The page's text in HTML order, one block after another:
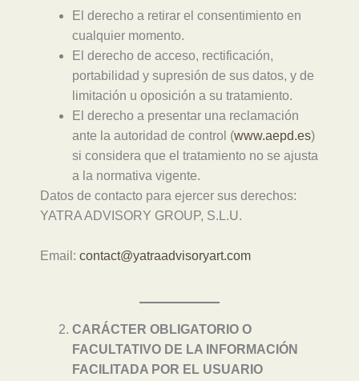
El derecho a retirar el consentimiento en
cualquier momento.
El derecho de acceso, rectificación,
portabilidad y supresión de sus datos, y de
limitación u oposición a su tratamiento.
El derecho a presentar una reclamación
ante la autoridad de control (www.aepd.es)
si considera que el tratamiento no se ajusta
a la normativa vigente.
Datos de contacto para ejercer sus derechos:
YATRA ADVISORY GROUP, S.L.U.
Email: contact@yatraadvisoryart.com
CARÁCTER OBLIGATORIO O
FACULTATIVO DE LA INFORMACIÓN
FACILITADA POR EL USUARIO